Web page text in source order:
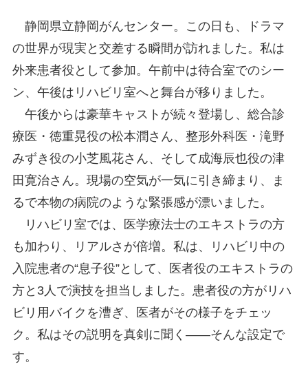
静岡県立静岡がんセンター。この日も、ドラマ
の世界が現実と交差する瞬間が訪れました。私は
外来患者役として参加。午前中は待合室でのシー
ン、午後はリハビリ室へと舞台が移りました。
午後からは豪華キャストが続々登場し、総合診
療医・徳重晃役の松本潤さん、整形外科医・滝野
みずき役の小芝風花さん、そして成海辰也役の津
田寛治さん。現場の空気が一気に引き締まり、ま
るで本物の病院のような緊張感が漂いました。
リハビリ室では、医学療法士のエキストラの方
も加わり、リアルさが倍増。私は、リハビリ中の
入院患者の“息子役”として、医者役のエキストラの
方と3人で演技を担当しました。患者役の方がリハ
ビリ用バイクを漕ぎ、医者がその様子をチェッ
ク。私はその説明を真剣に聞く――そんな設定で
す。